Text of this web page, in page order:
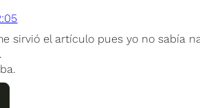
sirvió el artículo pues yo no sabía